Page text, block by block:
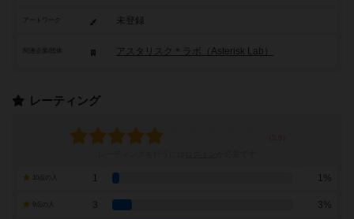
アートワーク 未登録
アスタリスク＊ラボ（Asterisk Lab）
レーティング
1 1%
3 3%